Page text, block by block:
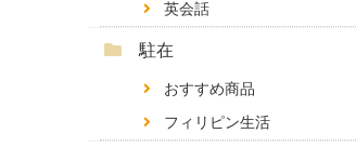
英会話
駐在
おすすめ商品
フィリピン生活